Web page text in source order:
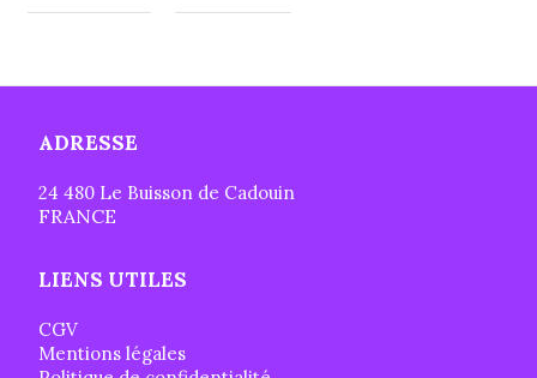
ADRESSE
24 480 Le Buisson de Cadouin
FRANCE
LIENS UTILES
CGV
Mentions légales